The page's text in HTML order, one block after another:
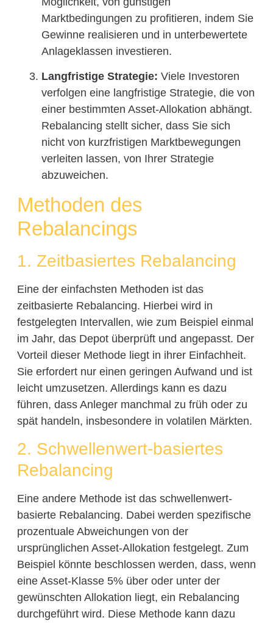
Marktbedingungen zu profitieren, indem Sie
Gewinne realisieren und in unterbewertete
Anlageklassen investieren.
Langfristige Strategie: Viele Investoren
verfolgen eine langfristige Strategie, die von
einer bestimmten Asset-Allokation abhängt.
Rebalancing stellt sicher, dass Sie sich
nicht von kurzfristigen Marktbewegungen
verleiten lassen, von Ihrer Strategie
abzuweichen.
Methoden des
Rebalancings
1. Zeitbasiertes Rebalancing
Eine der einfachsten Methoden ist das
zeitbasierte Rebalancing. Hierbei wird in
festgelegten Intervallen, wie zum Beispiel einmal
im Jahr, das Depot überprüft und angepasst. Der
Vorteil dieser Methode liegt in ihrer Einfachheit.
Sie erfordert nur einen geringen Aufwand und ist
leicht umzusetzen. Allerdings kann es dazu
führen, dass Anleger manchmal zu früh oder zu
spät handeln, insbesondere in volatilen Märkten.
2. Schwellenwert-basiertes
Rebalancing
Eine andere Methode ist das schwellenwert-
basierte Rebalancing. Dabei werden spezifische
prozentuale Abweichungen von der
ursprünglichen Asset-Allokation festgelegt. Zum
Beispiel könnte beschlossen werden, dass, wenn
eine Asset-Klasse 5% über oder unter der
gewünschten Allokation liegt, ein Rebalancing
durchgeführt wird. Diese Methode kann dazu